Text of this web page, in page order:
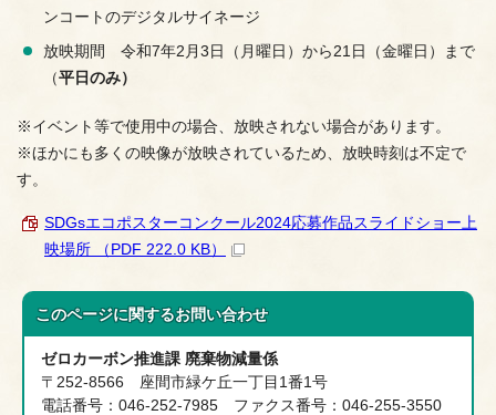
ンコートのデジタルサイネージ
放映期間 令和7年2月3日（月曜日）から21日（金曜日）まで
（平日のみ）
※イベント等で使用中の場合、放映されない場合があります。
※ほかにも多くの映像が放映されているため、放映時刻は不定で
す。
SDGsエコポスターコンクール2024応募作品スライドショー上
映場所 （PDF 222.0 KB）
このページに関するお問い合わせ
ゼロカーボン推進課 廃棄物減量係
〒252-8566 座間市緑ケ丘一丁目1番1号
電話番号：046-252-7985 ファクス番号：046-255-3550